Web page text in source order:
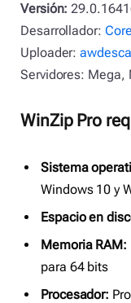
Versión:
Desarrollador:
Uploader:
Servidores: Mega,
WinZip Pro
Sistema
Windows 10 y
Espacio en
Memoria RAM:
para 64 bits
Procesador: